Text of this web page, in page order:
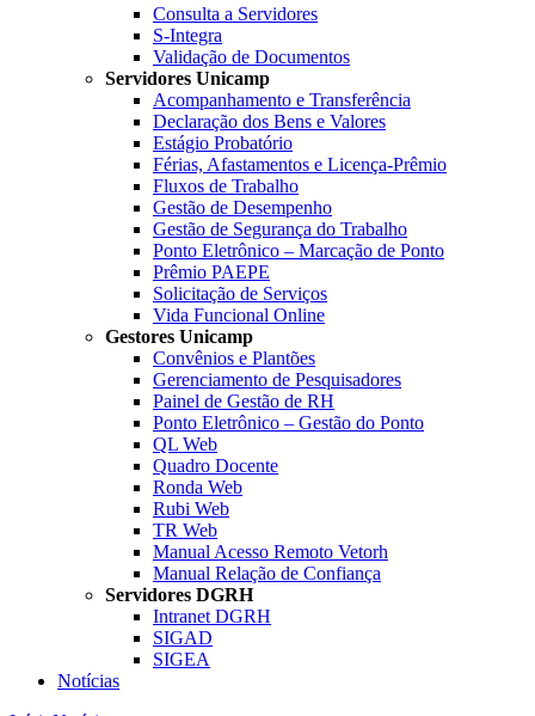
Consulta a Servidores
S-Integra
Validação de Documentos
Servidores Unicamp
Acompanhamento e Transferência
Declaração dos Bens e Valores
Estágio Probatório
Férias, Afastamentos e Licença-Prêmio
Fluxos de Trabalho
Gestão de Desempenho
Gestão de Segurança do Trabalho
Ponto Eletrônico – Marcação de Ponto
Prêmio PAEPE
Solicitação de Serviços
Vida Funcional Online
Gestores Unicamp
Convênios e Plantões
Gerenciamento de Pesquisadores
Painel de Gestão de RH
Ponto Eletrônico – Gestão do Ponto
QL Web
Quadro Docente
Ronda Web
Rubi Web
TR Web
Manual Acesso Remoto Vetorh
Manual Relação de Confiança
Servidores DGRH
Intranet DGRH
SIGAD
SIGEA
Notícias